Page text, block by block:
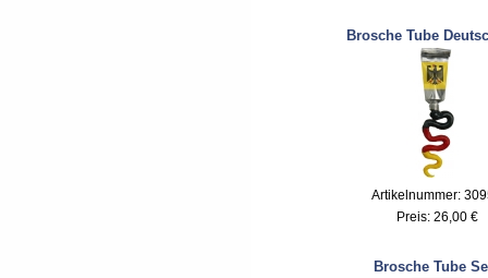
Brosche Tube
Artikelnummer:
Preis: 26,00 €
Brosche Tube